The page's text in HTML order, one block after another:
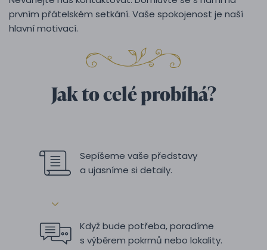
prvním přátelském setkání. Vaše spokojenost je naší
hlavní motivací.
Jak to celé probíhá?
Sepíšeme vaše představy
a ujasníme si detaily.
Když bude potřeba, poradíme
s výběrem pokrmů nebo lokality.